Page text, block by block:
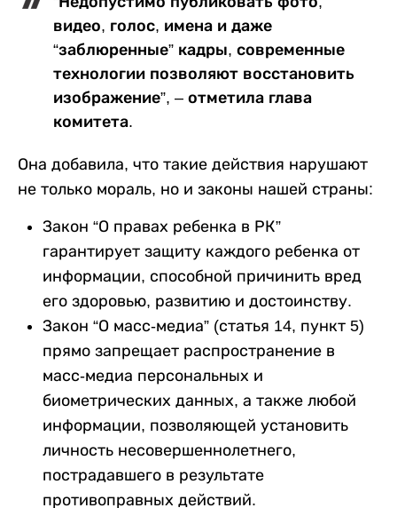
видео, голос, имена и даже
“заблюренные” кадры, современные
технологии позволяют восстановить
изображение”, – отметила глава
комитета.
Она добавила, что такие действия нарушают
не только мораль, но и законы нашей страны:
Закон “О правах ребенка в РК”
гарантирует защиту каждого ребенка от
информации, способной причинить вред
его здоровью, развитию и достоинству.
Закон “О масс-медиа” (статья 14, пункт 5)
прямо запрещает распространение в
масс-медиа персональных и
биометрических данных, а также любой
информации, позволяющей установить
личность несовершеннолетнего,
пострадавшего в результате
противоправных действий.